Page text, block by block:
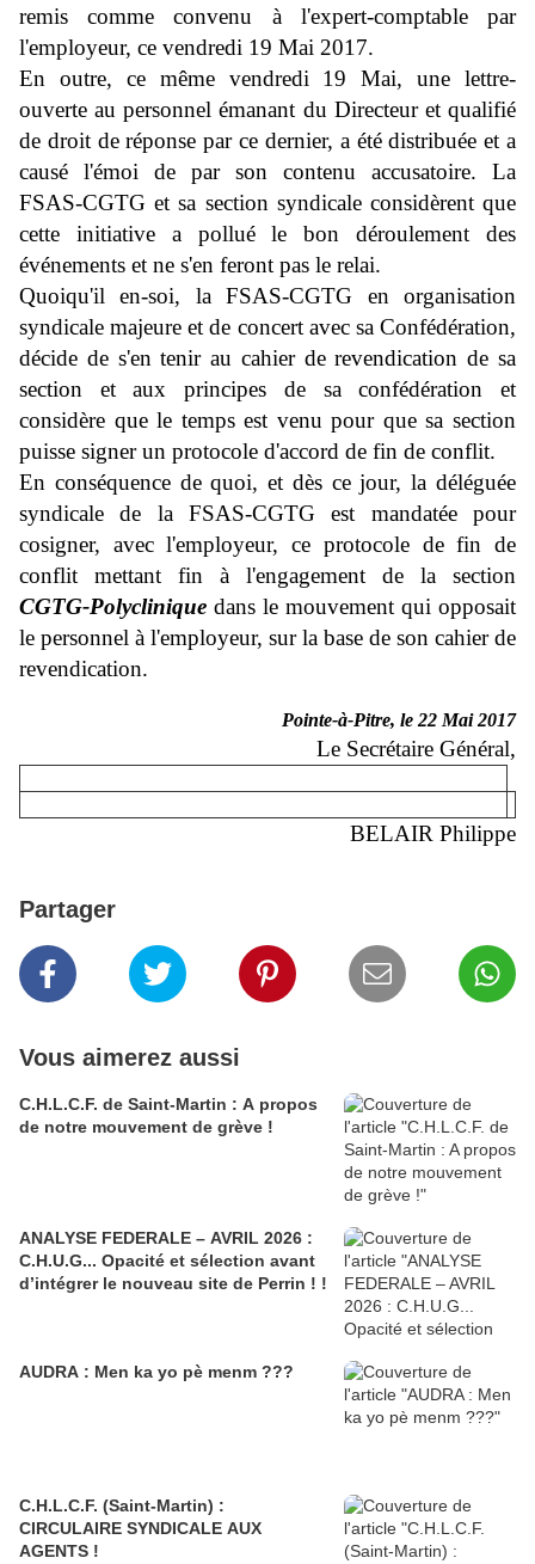
remis comme convenu à l'expert-comptable par
l'employeur, ce vendredi 19 Mai 2017.
En outre, ce même vendredi 19 Mai, une lettre-
ouverte au personnel émanant du Directeur et qualifié
de droit de réponse par ce dernier, a été distribuée et a
causé l'émoi de par son contenu accusatoire. La
FSAS-CGTG et sa section syndicale considèrent que
cette initiative a pollué le bon déroulement des
événements et ne s'en feront pas le relai.
Quoiqu'il en-soi, la FSAS-CGTG en organisation
syndicale majeure et de concert avec sa Confédération,
décide de s'en tenir au cahier de revendication de sa
section et aux principes de sa confédération et
considère que le temps est venu pour que sa section
puisse signer un protocole d'accord de fin de conflit.
En conséquence de quoi, et dès ce jour, la déléguée
syndicale de la FSAS-CGTG est mandatée pour
cosigner, avec l'employeur, ce protocole de fin de
conflit mettant fin à l'engagement de la section
CGTG-Polyclinique dans le mouvement qui opposait
le personnel à l'employeur, sur la base de son cahier de
revendication.
Pointe-à-Pitre, le 22 Mai 2017
Le Secrétaire Général,
BELAIR Philippe
Partager
Vous aimerez aussi
C.H.L.C.F. de Saint-Martin : A propos
de notre mouvement de grève !
ANALYSE FEDERALE – AVRIL 2026 :
C.H.U.G... Opacité et sélection avant
d’intégrer le nouveau site de Perrin ! !
AUDRA : Men ka yo pè menm ???
C.H.L.C.F. (Saint-Martin) :
CIRCULAIRE SYNDICALE AUX
AGENTS !